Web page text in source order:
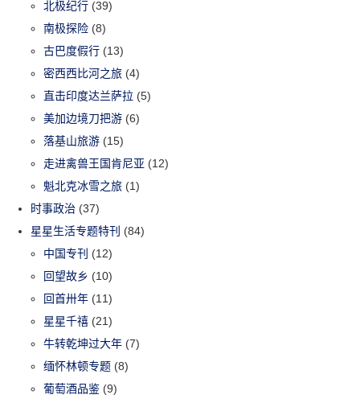
北极纪行 (39)
南极探险 (8)
古巴度假行 (13)
密西西比河之旅 (4)
直击印度达兰萨拉 (5)
美加边境刀把游 (6)
落基山旅游 (15)
走进禽兽王国肯尼亚 (12)
魁北克冰雪之旅 (1)
时事政治 (37)
星星生活专题特刊 (84)
中国专刊 (12)
回望故乡 (10)
回首卅年 (11)
星星千禧 (21)
牛转乾坤过大年 (7)
缅怀林顿专题 (8)
葡萄酒品鉴 (9)